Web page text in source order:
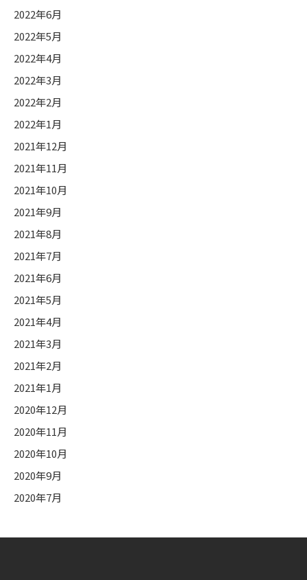
2022年6月
2022年5月
2022年4月
2022年3月
2022年2月
2022年1月
2021年12月
2021年11月
2021年10月
2021年9月
2021年8月
2021年7月
2021年6月
2021年5月
2021年4月
2021年3月
2021年2月
2021年1月
2020年12月
2020年11月
2020年10月
2020年9月
2020年7月